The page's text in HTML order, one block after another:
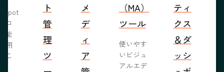
ロ
能
用
こ
ト
管
理
ツ
メ
デ
ィ
ア
（MA）
ツール
使いやす
いビジュ
アルエデ
ティ
クス
＆ダ
ッシ